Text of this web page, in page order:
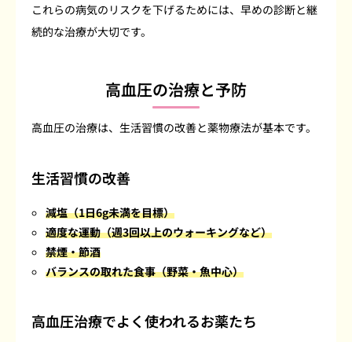
これらの病気のリスクを下げるためには、早めの診断と継
続的な治療が大切です。
高血圧の治療と予防
高血圧の治療は、生活習慣の改善と薬物療法が基本です。
生活習慣の改善
減塩（1日6g未満を目標）
適度な運動（週3回以上のウォーキングなど）
禁煙・節酒
バランスの取れた食事（野菜・魚中心）
高血圧治療でよく使われるお薬たち